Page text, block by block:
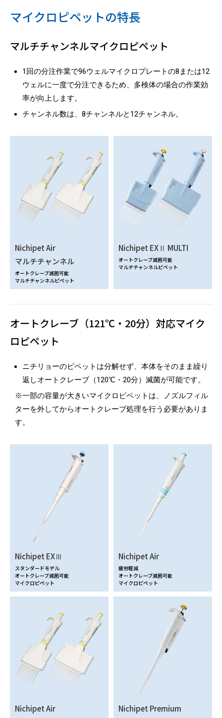
マイクロピペットの特長
マルチチャンネルマイクロピペット
1回の分注作業で96ウェルマイクロプレートの8または12
ウェルに一度で分注できるため、多検体の場合の作業効
率が向上します。
チャンネル数は、8チャンネルと12チャンネル。
Nichipet Air
マルチチャンネル
オートクレーブ滅菌可能
マルチチャンネルピペット
Nichipet EXⅡ MULTI
オートクレーブ滅菌可能
マルチチャンネルピペット
オートクレーブ（121℃・20分）対応マイク
ロピペット
ニチリョーのピペットは分解せず、本体をそのまま繰り
返しオートクレーブ（120℃・20分）滅菌が可能です。
※一部の容量が大きいマイクロピペットは、ノズルフィル
ターを外してからオートクレーブ処理を行う必要がありま
す。
Nichipet EXⅢ
スタンダードモデル
オートクレーブ滅菌可能
マイクロピペット
Nichipet Air
疲労軽減
オートクレーブ滅菌可能
マイクロピペット
Nichipet Air
Nichipet Premium